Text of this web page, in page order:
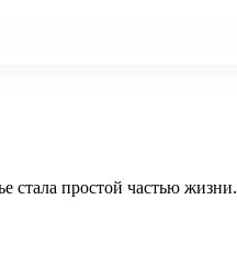
стала простой частью жизни.